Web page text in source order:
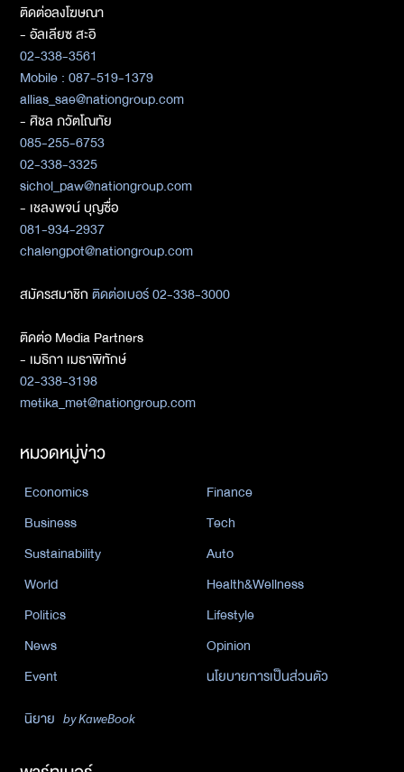
ติดต่อลงโฆษณา
- อัลเลียซ สะอิ
02-338-3561
Mobile : 087-519-1379
allias_sae@nationgroup.com
- ศิชล ภวัตโณทัย
085-255-6753
02-338-3325
sichol_paw@nationgroup.com
- เชลงพจน์ บุญซื่อ
081-934-2937
chalengpot@nationgroup.com
สมัครสมาชิกติดต่อเบอร์ 02-338-3000
ติดต่อ Media Partners
- เมธิกา เมธาพิทักษ์
02-338-3198
metika_met@nationgroup.com
หมวดหมู่ข่าว
Economics
Finance
Business
Tech
Sustainability
Auto
World
Health&Wellness
Politics
Lifestyle
News
Opinion
Event
นโยบายการเป็นส่วนตัว
นิยาย by KaweBook